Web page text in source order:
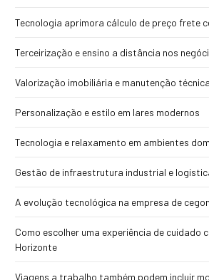
Tecnologia aprimora cálculo de preço frete
Terceirização e ensino a distância nos
Valorização imobiliária e manutenção
Personalização e estilo em lares modernos
Tecnologia e relaxamento em ambientes
Gestão de infraestrutura industrial e
A evolução tecnológica na empresa de
Como escolher uma experiência de cuidado
Horizonte
Viagens a trabalho também podem incluir